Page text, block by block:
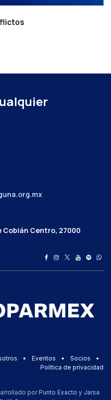
Cobián Centro, 27000
• Eventos • Socios
•
Política de privacidad
por Punto Exacto y Jarsa